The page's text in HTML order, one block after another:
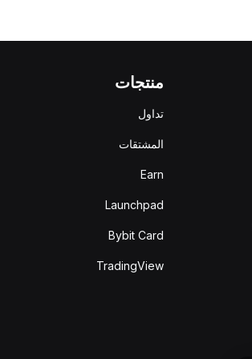
منتجات
تداول
المشتقات
Earn
Launchpad
Bybit Card
TradingView